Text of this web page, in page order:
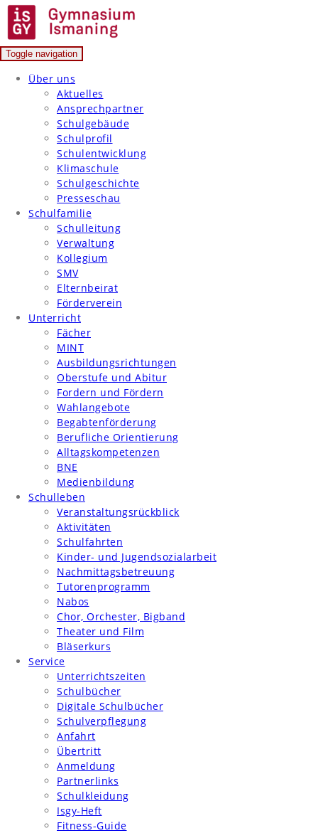
Skip
content
Gymnasium Ismaning
Toggle navigation
Über uns
Aktuelles
Ansprechpartner
Schulgebäude
Schulprofil
Schulentwicklung
Klimaschule
Schulgeschichte
Presseschau
Schulfamilie
Schulleitung
Verwaltung
Kollegium
SMV
Elternbeirat
Förderverein
Unterricht
Fächer
MINT
Ausbildungsrichtungen
Oberstufe und Abitur
Fordern und Fördern
Wahlangebote
Begabtenförderung
Berufliche Orientierung
Alltagskompetenzen
BNE
Medienbildung
Schulleben
Veranstaltungsrückblick
Aktivitäten
Schulfahrten
Kinder- und Jugendsozialarbeit
Nachmittagsbetreuung
Tutorenprogramm
Nabos
Chor, Orchester, Bigband
Theater und Film
Bläserkurs
Service
Unterrichtszeiten
Schulbücher
Digitale Schulbücher
Schulverpflegung
Anfahrt
Übertritt
Anmeldung
Partnerlinks
Schulkleidung
Isgy-Heft
Fitness-Guide